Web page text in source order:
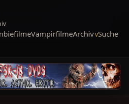
VampirfilmeArchiv Suche